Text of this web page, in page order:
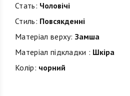
Стать: Чоловічі
Стиль: Повсякденні
Матеріал верху: Замша
Матеріал підкладки : Шкіра
Колір: чорний